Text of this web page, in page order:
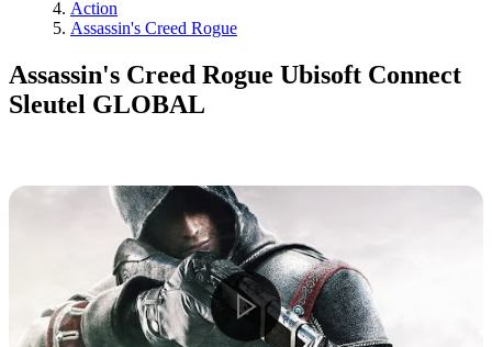
Action
Assassin's Creed Rogue
Assassin's Creed Rogue Ubisoft Connect
Sleutel GLOBAL